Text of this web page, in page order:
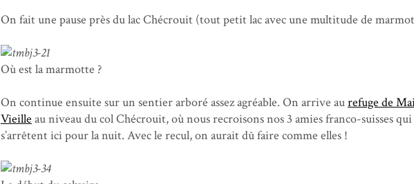
On fait une pause près du lac Chécrouit (tout petit lac avec une multitude de
Où est la marmotte ?
On continue ensuite sur un sentier arboré assez agréable. On arrive aurefuge de
Vieille au niveau du col Chécrouit, où nous recroisons nos 3 amies franco-suisses qui
s’arrêtent ici pour la nuit. Avec le recul, on aurait dû faire comme elles !